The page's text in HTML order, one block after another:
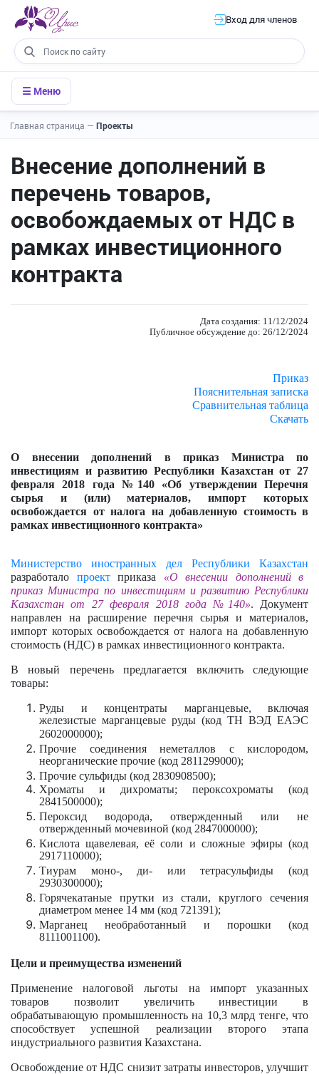
Вход для членов
☰ Меню
Главная страница — Проекты
Внесение дополнений в
перечень товаров,
освобождаемых от НДС в
рамках инвестиционного
контракта
Дата создания: 11/12/2024
Публичное обсуждение до: 26/12/2024
Приказ
Пояснительная записка
Сравнительная таблица
Скачать
О внесении дополнений в приказ Министра по
инвестициям и развитию Республики Казахстан от 27
февраля 2018 года №140 «Об утверждении Перечня
сырья и (или) материалов, импорт которых
освобождается от налога на добавленную стоимость в
рамках инвестиционного контракта»
Министерство иностранных дел Республики Казахстан
разработало проектприказа «О внесении дополнений в
приказ Министра по инвестициям и развитию Республики
Казахстан от 27 февраля 2018 года №140». Документ
направлен на расширение перечня сырья и материалов,
импорт которых освобождается от налога на добавленную
стоимость (НДС) в рамках инвестиционного контракта.
В новый перечень предлагается включить следующие
товары:
Руды и концентраты марганцевые, включая
железистые марганцевые руды (код ТН ВЭД ЕАЭС
2602000000);
Прочие соединения неметаллов с кислородом,
неорганические прочие (код 2811299000);
Прочие сульфиды (код 2830908500);
Хроматы и дихроматы; пероксохроматы (код
2841500000);
Пероксид водорода, отвержденный или не
отвержденный мочевиной (код 2847000000);
Кислота щавелевая, её соли и сложные эфиры (код
2917110000);
Тиурам моно-, ди- или тетрасульфиды (код
2930300000);
Горячекатаные прутки из стали, круглого сечения
диаметром менее 14 мм (код 721391);
Марганец необработанный и порошки (код
8111001100).
Цели и преимущества изменений
Применение налоговой льготы на импорт указанных
товаров позволит увеличить инвестиции в
обрабатывающую промышленность на 10,3 млрд тенге, что
способствует успешной реализации второго этапа
индустриального развития Казахстана.
Освобождение от НДС снизит затраты инвесторов, улучшит